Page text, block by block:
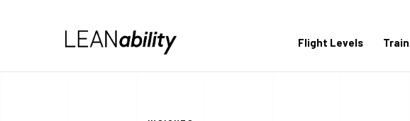
Flight Levels